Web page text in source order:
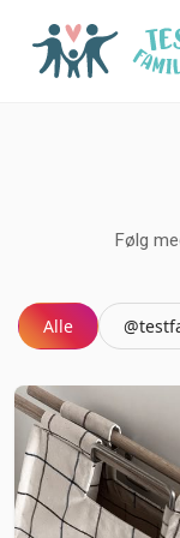
Følg
Alle